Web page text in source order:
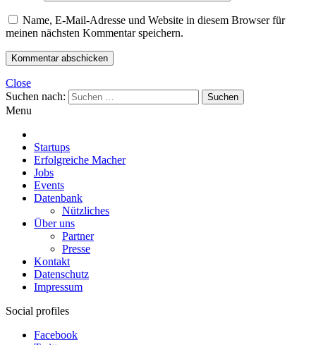
Name, E-Mail-Adresse und Website in diesem Browser für
meinen nächsten Kommentar speichern.
Close
Suchen nach:
Menu
Startups
Erfolgreiche Macher
Jobs
Events
Datenbank
Nützliches
Über uns
Partner
Presse
Kontakt
Datenschutz
Impressum
Social profiles
Facebook